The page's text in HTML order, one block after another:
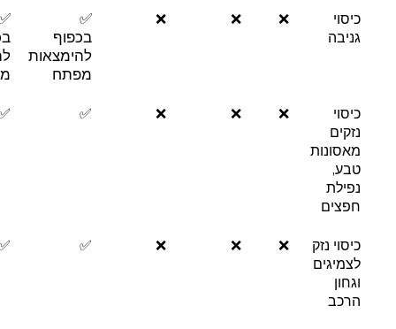
כיסוי
גניבה
❌
❌
❌
✅
בכפוף
להימצאות
מפתח
כיסוי
נזקים
מאסונות
טבע,
נפילת
חפצים
❌
❌
❌
✅
כיסוי נזק
לצמיגים
וגחון
הרכב
❌
❌
❌
✅